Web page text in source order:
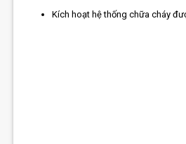
Kích hoạt hệ thống chữa cháy